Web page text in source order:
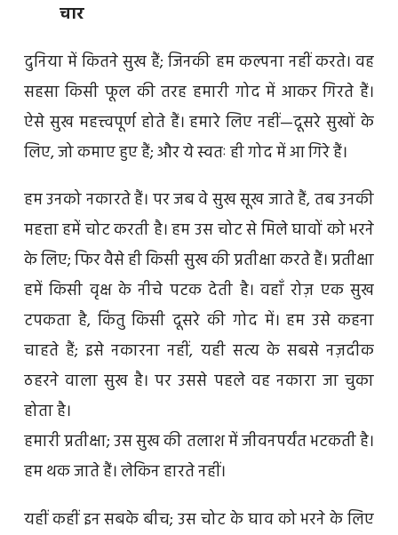
चार
दुनिया में कितने सुख हैं; जिनकी हम कल्पना नहीं करते। वह
सहसा किसी फूल की तरह हमारी गोद में आकर गिरते हैं।
ऐसे सुख महत्त्वपूर्ण होते हैं। हमारे लिए नहीं—दूसरे सुखों के
लिए, जो कमाए हुए हैं; और ये स्वतः ही गोद में आ गिरे हैं।
हम उनको नकारते हैं। पर जब वे सुख सूख जाते हैं, तब उनकी
महत्ता हमें चोट करती है। हम उस चोट से मिले घावों को भरने
के लिए; फिर वैसे ही किसी सुख की प्रतीक्षा करते हैं। प्रतीक्षा
हमें किसी वृक्ष के नीचे पटक देती है। वहाँ रोज़ एक सुख
टपकता है, किंतु किसी दूसरे की गोद में। हम उसे कहना
चाहते हैं; इसे नकारना नहीं, यही सत्य के सबसे नज़दीक
ठहरने वाला सुख है। पर उससे पहले वह नकारा जा चुका
होता है।
हमारी प्रतीक्षा; उस सुख की तलाश में जीवनपर्यंत भटकती है।
हम थक जाते हैं। लेकिन हारते नहीं।
यहीं कहीं इन सबके बीच; उस चोट के घाव को भरने के लिए